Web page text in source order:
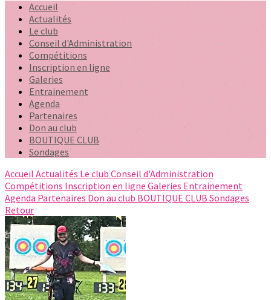
Accueil
Actualités
Le club
Conseil d'Administration
Compétitions
Inscription en ligne
Galeries
Entrainement
Agenda
Partenaires
Don au club
BOUTIQUE CLUB
Sondages
Accueil Actualités Le club Conseil d'Administration
Compétitions Inscription en ligne Galeries Entrainement
Agenda Partenaires Don au club BOUTIQUE CLUB Sondages
Retour